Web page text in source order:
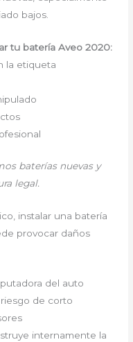
bajos.
tu batería Aveo 2020:
la etiqueta
baterías nuevas y
legal.
instalar una batería
provocar daños
del auto
de corto
internamente la